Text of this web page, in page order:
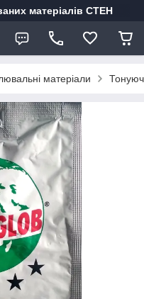
матеріалів СТЕН
матеріали